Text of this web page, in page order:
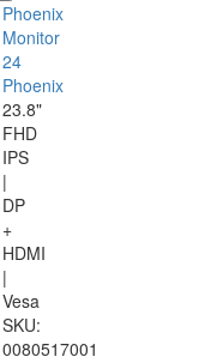
Phoenix
Monitor
24
Phoenix
23.8"
FHD
IPS
|
DP
+
HDMI
|
Vesa
SKU:
0080517001